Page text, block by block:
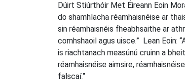
Dúirt Stiúrthóir Met Éireann Eoin
do shamhlacha réamhaisnéise ar
sin réamhaisnéis fheabhsaithe ar
comhshaoil agus uisce.” Lean Eoin:
is riachtanach measúnú cruinn a
réamhaisnéise aimsire,
falscaí.”